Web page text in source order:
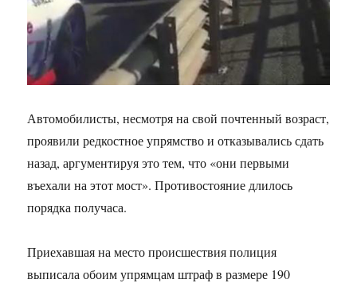
Автомобилисты, несмотря на свой почтенный возраст,
проявили редкостное упрямство и отказывались сдать
назад, аргументируя это тем, что «они первыми
въехали на этот мост». Противостояние длилось
порядка получаса.
Приехавшая на место происшествия полиция
выписала обоим упрямцам штраф в размере 190